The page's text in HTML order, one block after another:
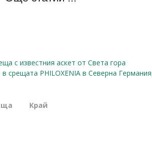
с известния аскет от Света гора
PHILOXENIA в Северна
Край